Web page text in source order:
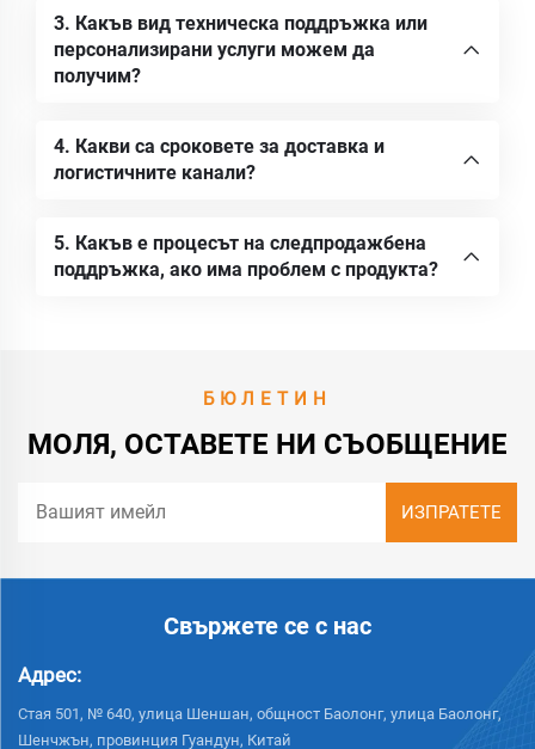
3. Какъв вид техническа поддръжка или
персонализирани услуги можем да
получим?
4. Какви са сроковете за доставка и
логистичните канали?
5. Какъв е процесът на следпродажбена
поддръжка, ако има проблем с продукта?
БЮЛЕТИН
МОЛЯ, ОСТАВЕТЕ НИ СЪОБЩЕНИЕ
Свържете се с нас
Адрес:
Стая 501, № 640, улица Шеншан, общност Баолонг, улица Баолонг,
Шенчжън, провинция Гуандун, Китай